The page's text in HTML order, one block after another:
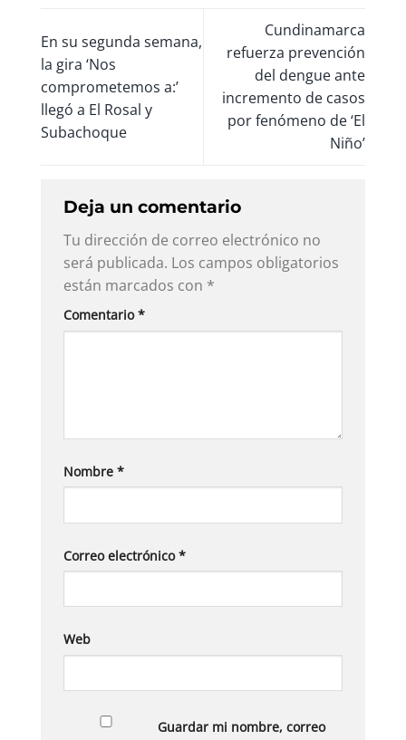
En su segunda semana,
la gira ‘Nos
comprometemos a:’
llegó a El Rosal y
Subachoque
Cundinamarca
refuerza prevención
del dengue ante
incremento de casos
por fenómeno de ‘El
Niño’
Deja un comentario
Tu dirección de correo electrónico no
será publicada. Los campos obligatorios
están marcados con *
Comentario*
Nombre *
Correo electrónico*
Web
Guardar mi nombre, correo